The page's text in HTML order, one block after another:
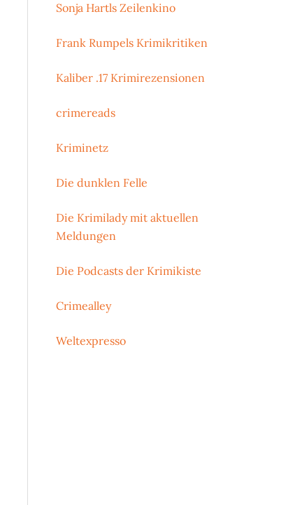
Sonja Hartls Zeilenkino
Frank Rumpels Krimikritiken
Kaliber .17 Krimirezensionen
crimereads
Kriminetz
Die dunklen Felle
Die Krimilady mit aktuellen
Meldungen
Die Podcasts der Krimikiste
Crimealley
Weltexpresso